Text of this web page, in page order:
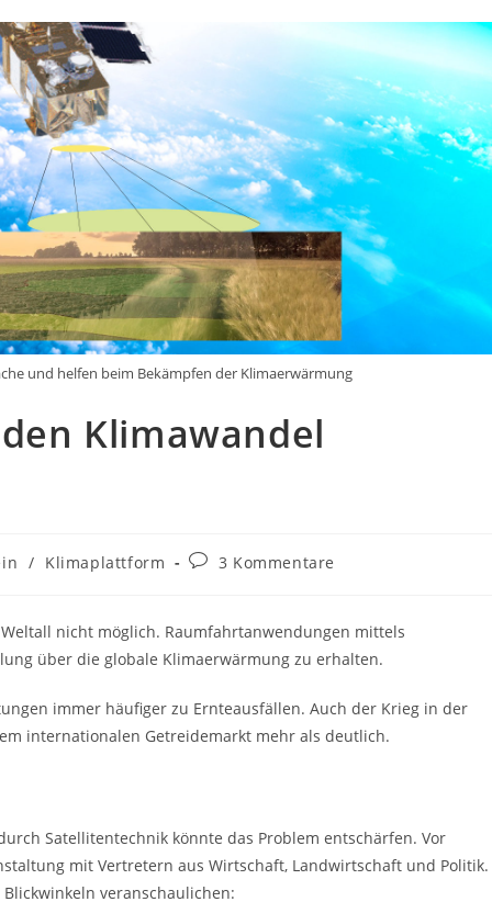
und helfen beim Bekämpfen der Klimaerwärmung
Klimawandel
/ Klimaplattform
Beitrags-
3 Kommentare
nicht möglich. Raumfahrtanwendungen mittels
über die globale Klimaerwärmung zu erhalten.
immer häufiger zu Ernteausfällen. Auch der Krieg in der
internationalen Getreidemarkt mehr als deutlich.
Satellitentechnik könnte das Problem entschärfen. Vor
mit Vertretern aus Wirtschaft, Landwirtschaft und Politik.
veranschaulichen: